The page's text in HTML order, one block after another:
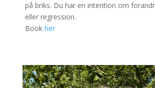
på briks. Du har en intention om
eller regression.
Book her